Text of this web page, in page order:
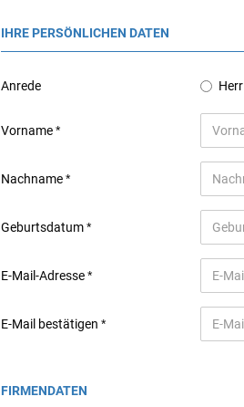
IHRE PERSÖNLICHEN DATEN
Anrede Herr
Vorname
Nachname
Geburtsdatum
E-Mail-Adresse
E-Mail bestätigen
FIRMENDATEN